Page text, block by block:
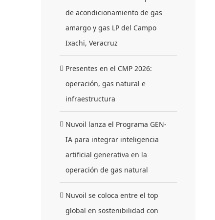
de acondicionamiento de gas
amargo y gas LP del Campo
Ixachi, Veracruz
Presentes en el CMP 2026:
operación, gas natural e
infraestructura
Nuvoil lanza el Programa GEN-
IA para integrar inteligencia
artificial generativa en la
operación de gas natural
Nuvoil se coloca entre el top
global en sostenibilidad con